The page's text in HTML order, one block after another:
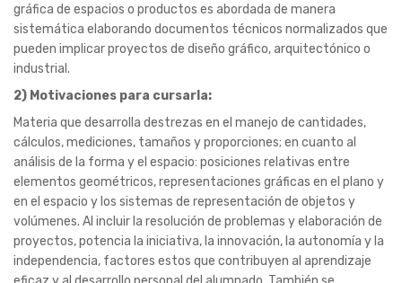
elementos geométricos, representaciones gráficas en el plano y
en el espacio y los sistemas de representación de objetos y
volúmenes. Al incluir la resolución de problemas y elaboración de
proyectos, potencia la iniciativa, la innovación, la autonomía y la
independencia, factores estos que contribuyen al aprendizaje
eficaz y al desarrollo personal del alumnado. También se
fomenta la habilidad para trabajar en proyectos tanto individual
como en equipo.
3) Itinerario académico en el que se inserta:
Para acceso a la asignatura troncal de Dibujo Técnico en
Bachillerato. Grados de carreras Técnicas como Arquitectura,
Ingenierías y Ciclos Formativos de Grado Medio y Superior como:
Arquitectura Efímera, Topografía, etc.